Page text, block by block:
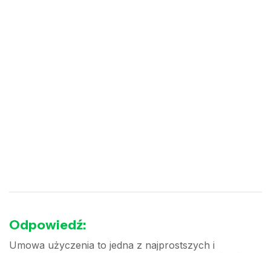
Odpowiedź:
Umowa użyczenia to jedna z najprostszych i